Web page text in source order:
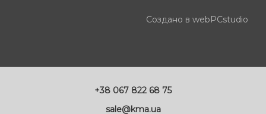
Создано в webPCstudio
+38 067 822 68 75
sale@kma.ua